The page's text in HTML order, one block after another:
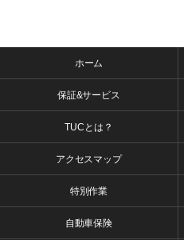
ホーム
保証&サービス
TUCとは？
アクセスマップ
特別作業
自動車保険